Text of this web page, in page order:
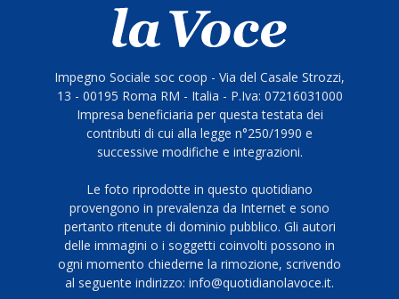
Impegno Sociale soc coop - Via del Casale Strozzi,
13 - 00195 Roma RM - Italia - P.Iva: 07216031000
Impresa beneficiaria per questa testata dei
contributi di cui alla legge n°250/1990 e
successive modifiche e integrazioni.
Le foto riprodotte in questo quotidiano
provengono in prevalenza da Internet e sono
pertanto ritenute di dominio pubblico. Gli autori
delle immagini o i soggetti coinvolti possono in
ogni momento chiederne la rimozione, scrivendo
al seguente indirizzo: info@quotidianolavoce.it.